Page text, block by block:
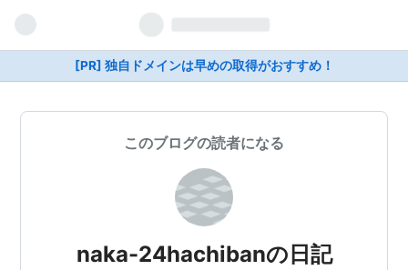
[PR] 独自ドメインは早めの取得がおすすめ！
このブログの読者になる
naka-24hachibanの日記